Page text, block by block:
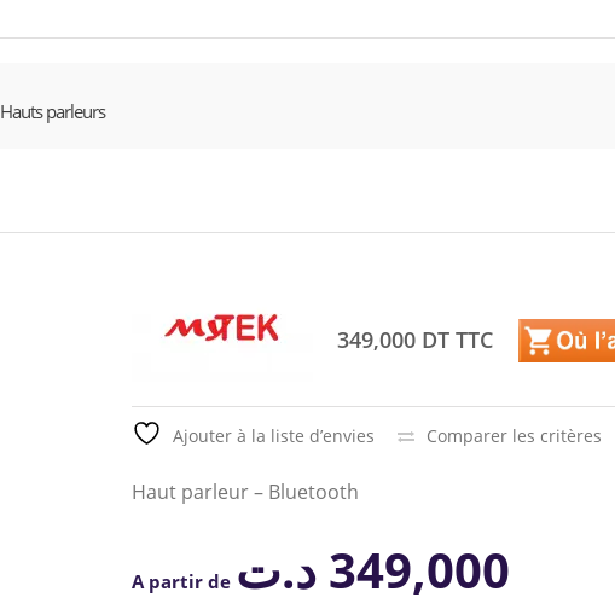
Hauts parleurs
349,000 DT TTC
Ajouter à la liste d’envies Comparer les critères
Haut parleur – Bluetooth
A partir de 349,000 د.ت